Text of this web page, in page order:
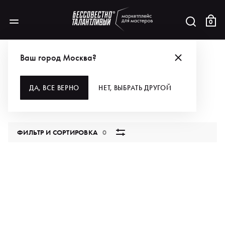
0
Ваш город Москва?
ДА, ВСЕ ВЕРНО НЕТ, ВЫБРАТЬ ДРУГОЙ
НАБОРЫ
ФИЛЬТР И СОРТИРОВКА0